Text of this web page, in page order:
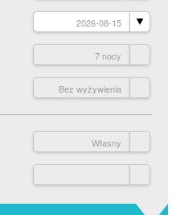
2026-08-15
7 nocy
Bez wyżywienia
Własny